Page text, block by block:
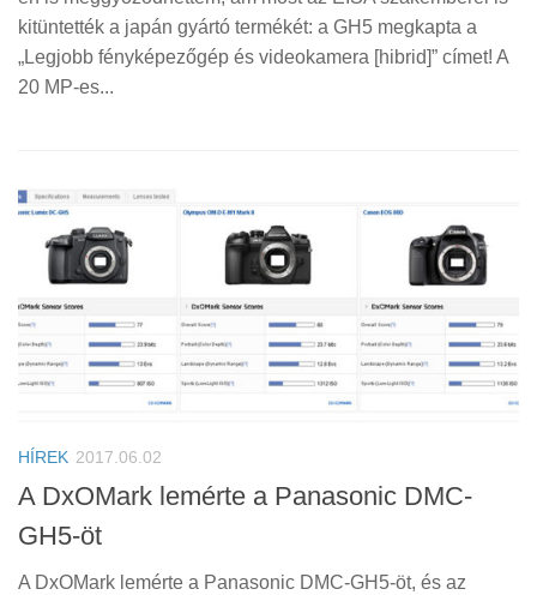
kitüntették a japán gyártó termékét: a GH5 megkapta a
„Legjobb fényképezőgép és videokamera [hibrid]” címet! A
20 MP-es...
HÍREK 2017.06.02
A DxOMark lemérte a Panasonic DMC-
GH5-öt
A DxOMark lemérte a Panasonic DMC-GH5-öt, és az